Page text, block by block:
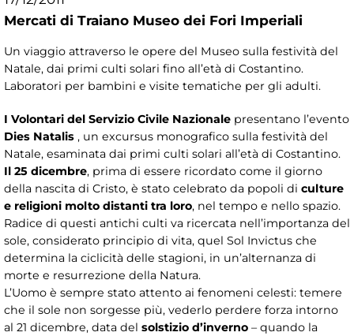
Mercati di Traiano Museo dei Fori Imperiali
Un viaggio attraverso le opere del Museo sulla festività del
Natale, dai primi culti solari fino all’età di Costantino.
Laboratori per bambini e visite tematiche per gli adulti.
I Volontari del Servizio Civile Nazionale presentano l’evento
Dies Natalis , un excursus monografico sulla festività del
Natale, esaminata dai primi culti solari all’età di Costantino.
Il 25 dicembre, prima di essere ricordato come il giorno
della nascita di Cristo, è stato celebrato da popoli di culture
e religioni molto distanti tra loro, nel tempo e nello spazio.
Radice di questi antichi culti va ricercata nell’importanza del
sole, considerato principio di vita, quel Sol Invictus che
determina la ciclicità delle stagioni, in un’alternanza di
morte e resurrezione della Natura.
L’Uomo è sempre stato attento ai fenomeni celesti: temere
che il sole non sorgesse più, vederlo perdere forza intorno
al 21 dicembre, data del solstizio d’inverno – quando la